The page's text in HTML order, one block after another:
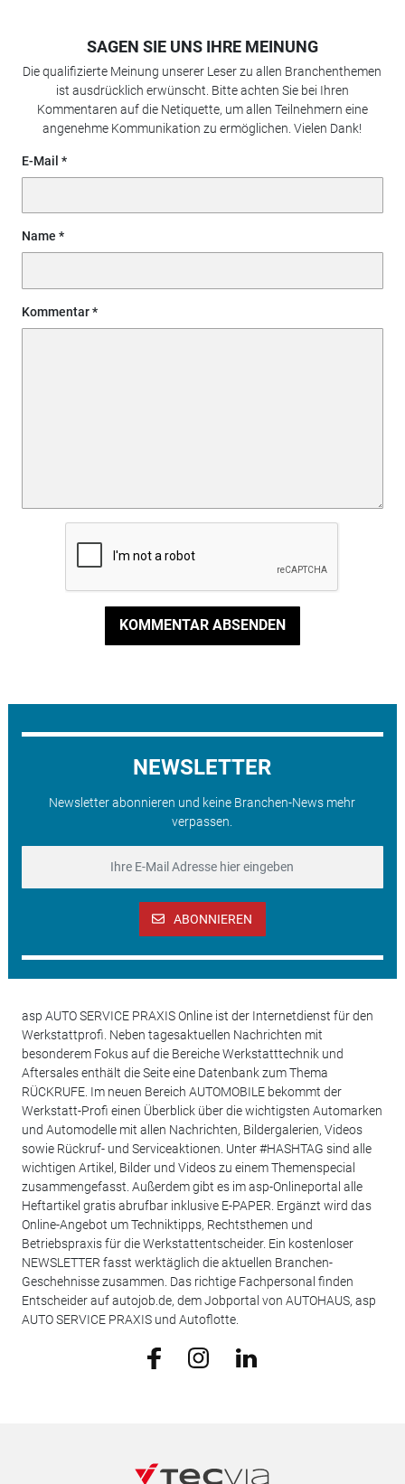
SAGEN SIE UNS IHRE MEINUNG
Die qualifizierte Meinung unserer Leser zu allen Branchenthemen
ist ausdrücklich erwünscht. Bitte achten Sie bei Ihren
Kommentaren auf die Netiquette, um allen Teilnehmern eine
angenehme Kommunikation zu ermöglichen. Vielen Dank!
E-Mail
Name
Kommentar
KOMMENTAR ABSENDEN
NEWSLETTER
Newsletter abonnieren und keine Branchen-News mehr
verpassen.
ABONNIEREN
asp AUTO SERVICE PRAXIS Online ist der Internetdienst für den
Werkstattprofi. Neben tagesaktuellen Nachrichten mit
besonderem Fokus auf die Bereiche Werkstatttechnik und
Aftersales enthält die Seite eine Datenbank zum Thema
RÜCKRUFE. Im neuen Bereich AUTOMOBILE bekommt der
Werkstatt-Profi einen Überblick über die wichtigsten Automarken
und Automodelle mit allen Nachrichten, Bildergalerien, Videos
sowie Rückruf- und Serviceaktionen. Unter #HASHTAG sind alle
wichtigen Artikel, Bilder und Videos zu einem Themenspecial
zusammengefasst. Außerdem gibt es im asp-Onlineportal alle
Heftartikel gratis abrufbar inklusive E-PAPER. Ergänzt wird das
Online-Angebot um Techniktipps, Rechtsthemen und
Betriebspraxis für die Werkstattentscheider. Ein kostenloser
NEWSLETTER fasst werktäglich die aktuellen Branchen-
Geschehnisse zusammen. Das richtige Fachpersonal finden
Entscheider auf autojob.de, dem Jobportal von AUTOHAUS, asp
AUTO SERVICE PRAXIS und Autoflotte.